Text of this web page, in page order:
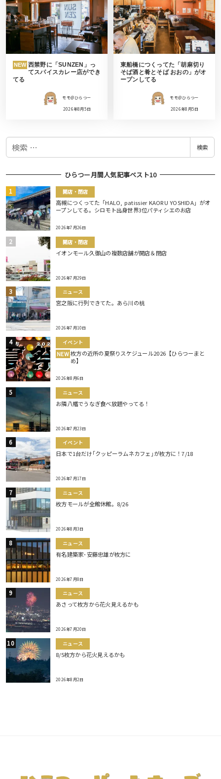
NEW 西禁野に「SUNZEN」っ
てスパイスカレー店ができ
てる
モモ＠ひらつー
2026年8月5日
東船橋につくってた「胡麻切り
そば酒と肴とそば おおの」がオ
ープンしてる
モモ＠ひらつー
2026年8月5日
検
検索
ひらつー月間人気記事ベスト10
開店・閉店
高槻につくってた「HALO, patissier KAORU YOSHIDA」がオ
ープンしてる。シロモト出身世界3位パティシエのお店
2026年7月26日
開店・閉店
イオンモール久御山の複数店舗が開店＆閉店
2026年7月29日
ニュース
宮之阪に行列できてた。あら川の桃
2026年7月10日
イベント
NEW 枚方の近所の夏祭りスケジュール2026【ひらつーまと
め】
2026年8月6日
ニュース
お隣八幡でうなぎ食べ放題やってる！
2026年7月23日
イベント
日本で1台だけ｢クッピーラムネカフェ｣が枚方に！7/18
2026年7月17日
ニュース
枚方モールが全館休館。8/26
2026年8月3日
ニュース
有名建築家･安藤忠雄が枚方に
2026年7月8日
ニュース
あさって枚方から花火見えるかも
2026年7月20日
ニュース
8/5枚方から花火見えるかも
2026年8月2日